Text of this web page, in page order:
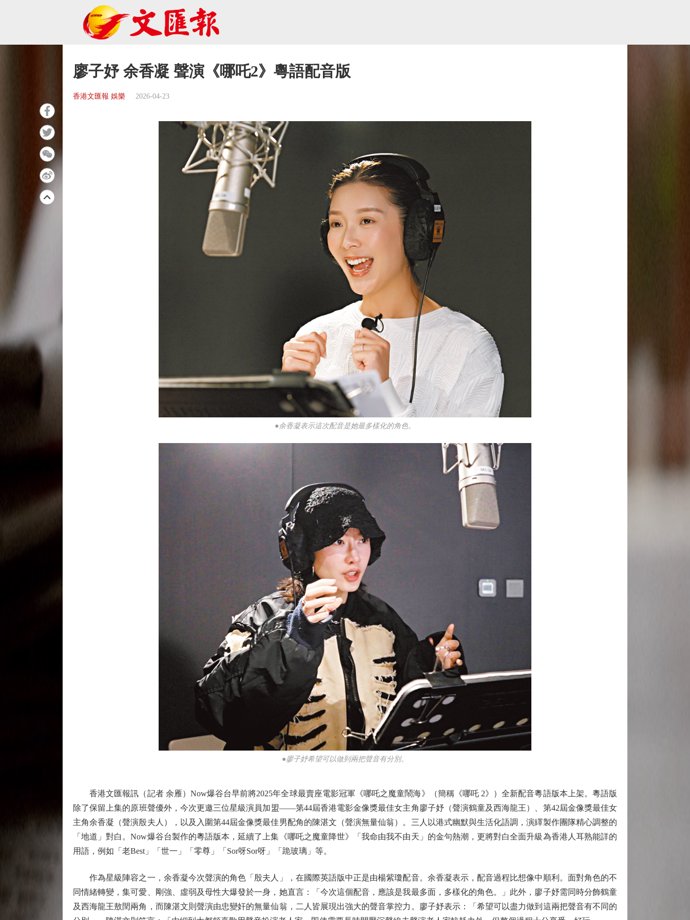
廖子妤 余香凝 聲演《哪吒2》粵語配音版
香港文匯報 娛樂 2026-04-23
●余香凝表示這次配音是她最多樣化的角色。
●廖子妤希望可以做到兩把聲音有分別。
香港文匯報訊（記者 余雁）Now爆谷台早前將2025年全球最賣座電影冠軍《哪吒之魔童鬧海》（簡稱《哪吒 2》）全新配音粵語版本上架。粵語版
除了保留上集的原班聲優外，今次更邀三位星級演員加盟——第44屆香港電影金像獎最佳女主角廖子妤（聲演鶴童及西海龍王）、第42屆金像獎最佳女
主角余香凝（聲演殷夫人），以及入圍第44屆金像獎最佳男配角的陳湛文（聲演無量仙翁）。三人以港式幽默與生活化語調，演繹製作團隊精心調整的
「地道」對白。Now爆谷台製作的粵語版本，延續了上集《哪吒之魔童降世》「我命由我不由天」的金句熱潮，更將對白全面升級為香港人耳熟能詳的
用語，例如「老Best」「世一」「零尊」「Sor呀Sor呀」「跪玻璃」等。
作為星級陣容之一，余香凝今次聲演的角色「殷夫人」，在國際英語版中正是由楊紫瓊配音。余香凝表示，配音過程比想像中順利。面對角色的不
同情緒轉變，集可愛、剛強、虛弱及母性大爆發於一身，她直言：「今次這個配音，應該是我最多面，多樣化的角色。」此外，廖子妤需同時分飾鶴童
及西海龍王敖閏兩角，而陳湛文則聲演由忠變奸的無量仙翁，二人皆展現出強大的聲音掌控力。廖子妤表示：「希望可以盡力做到這兩把聲音有不同的